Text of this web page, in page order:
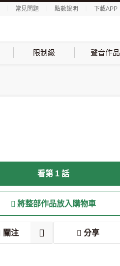
常見問題 點數說明 下載APP
限制級 聲音作品
看第 1 話
將整部作品放入購物車
關注 分享